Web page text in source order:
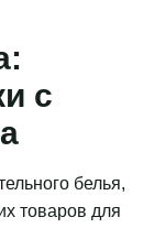
с
белья,
товаров для